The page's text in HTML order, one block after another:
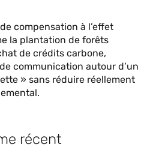
compensation à l’effet
la plantation de forêts
de crédits carbone,
communication autour d’un
» sans réduire réellement
récent